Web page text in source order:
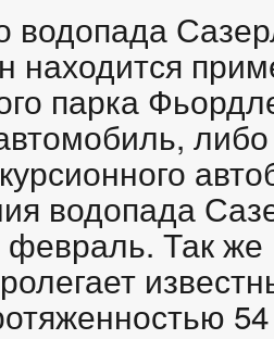
водопада
находится
парка
водопада
февраль. Так